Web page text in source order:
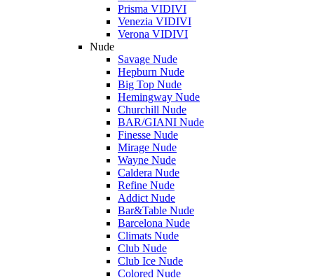
Prisma VIDIVI
Venezia VIDIVI
Verona VIDIVI
Nude
Savage Nude
Hepburn Nude
Big Top Nude
Hemingway Nude
Churchill Nude
BAR/GIANI Nude
Finesse Nude
Mirage Nude
Wayne Nude
Caldera Nude
Refine Nude
Addict Nude
Bar&Table Nude
Barcelona Nude
Climats Nude
Club Nude
Club Ice Nude
Colored Nude